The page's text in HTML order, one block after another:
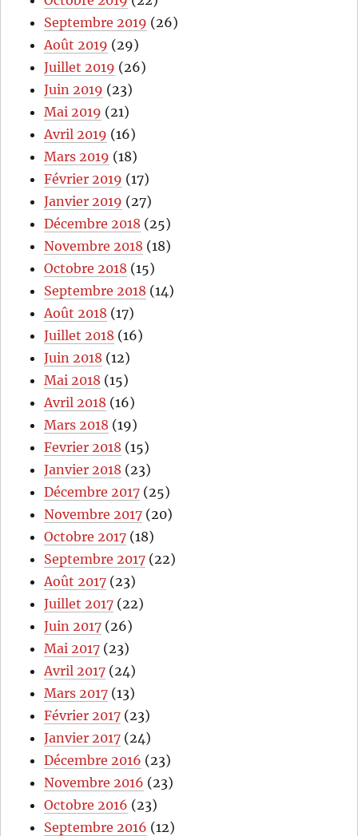
Septembre 2019 (26)
Août 2019 (29)
Juillet 2019 (26)
Juin 2019 (23)
Mai 2019 (21)
Avril 2019 (16)
Mars 2019 (18)
Février 2019 (17)
Janvier 2019 (27)
Décembre 2018 (25)
Novembre 2018 (18)
Octobre 2018 (15)
Septembre 2018 (14)
Août 2018 (17)
Juillet 2018 (16)
Juin 2018 (12)
Mai 2018 (15)
Avril 2018 (16)
Mars 2018 (19)
Fevrier 2018 (15)
Janvier 2018 (23)
Décembre 2017 (25)
Novembre 2017 (20)
Octobre 2017 (18)
Septembre 2017 (22)
Août 2017 (23)
Juillet 2017 (22)
Juin 2017 (26)
Mai 2017 (23)
Avril 2017 (24)
Mars 2017 (13)
Février 2017 (23)
Janvier 2017 (24)
Décembre 2016 (23)
Novembre 2016 (23)
Octobre 2016 (23)
Septembre 2016 (12)